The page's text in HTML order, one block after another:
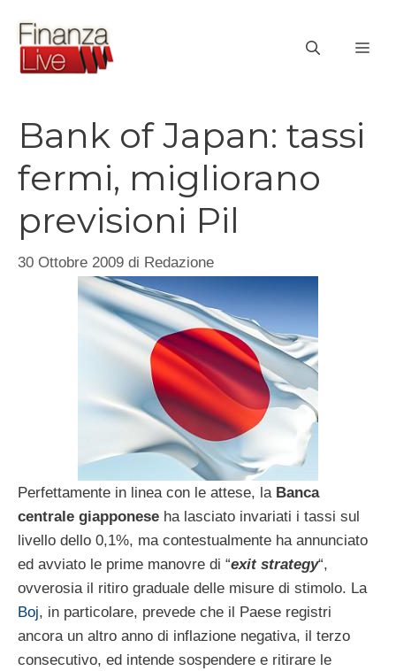
contenuto
Bank of Japan: tassi
fermi, migliorano
previsioni Pil
30 Ottobre 2009 di Redazione
Perfettamente in linea con le attese, la Banca
centrale giapponese ha lasciato invariati i tassi sul
livello dello 0,1%, ma contestualmente ha annunciato
ed avviato le prime manovre di “exit strategy“,
ovverosia il ritiro graduale delle misure di stimolo. La
Boj, in particolare, prevede che il Paese registri
ancora un altro anno di inflazione negativa, il terzo
consecutivo, ed intende sospendere e ritirare le